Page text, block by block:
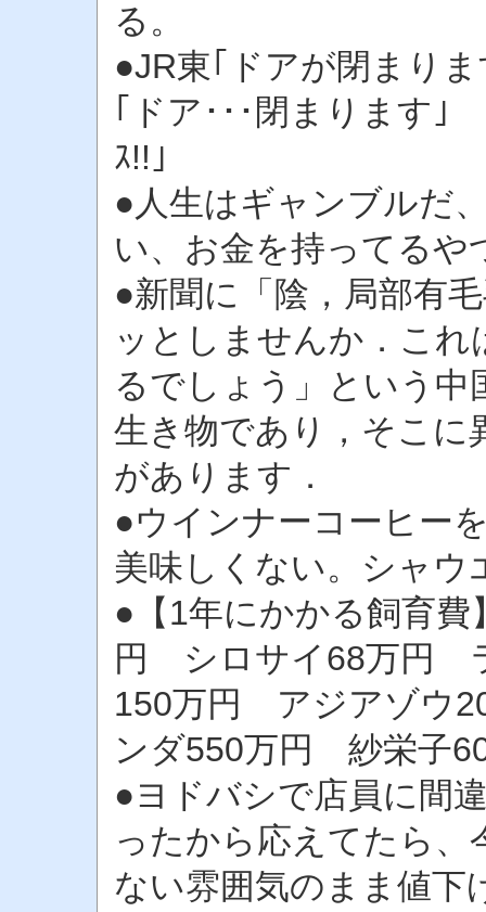
る。
●JR東｢ドアが閉まり
｢ドア･･･閉まります｣
ｽ!!｣
●人生はギャンブルだ
い、お金を持ってるや
●新聞に「陰，局部有
ッとしませんか．これ
るでしょう」という中
生き物であり，そこに
があります．
●ウインナーコーヒー
美味しくない。シャウ
●【1年にかかる飼育
円 シロサイ68万円
150万円 アジアゾウ
ンダ550万円 紗栄子
●ヨドバシで店員に間
ったから応えてたら
ない雰囲気のまま値下